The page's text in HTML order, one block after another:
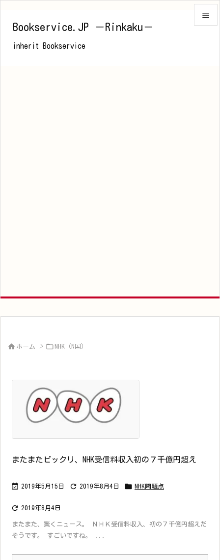
Bookservice.JP －Rinkaku－
inherit Bookservice

 ホーム >  NHK（N国）
またまたビックリ、NHK受信料収入初の７千億円超え
 2019年5月15日  2019年8月4日  NHK問題点
 2019年8月4日
またまた、驚くニュース。 ＮＨＫ受信料収入、初の７千億円超えだ
そうです。 すごいですね。 ...